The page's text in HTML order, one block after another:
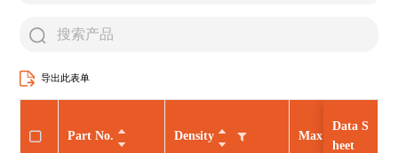
导出此表单
Density Max CLK
Part No.
Data S
heet